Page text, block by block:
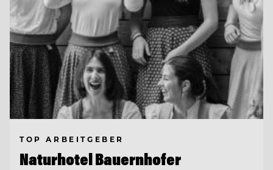
TOP ARBEITGEBER
Naturhotel Bauernhofer